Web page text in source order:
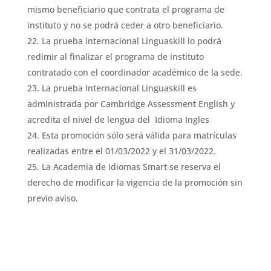
mismo beneficiario que contrata el programa de
instituto y no se podrá ceder a otro beneficiario.
La prueba internacional Linguaskill lo podrá
redimir al finalizar el programa de instituto
contratado con el coordinador académico de la sede.
La prueba Internacional Linguaskill es
administrada por Cambridge Assessment English y
acredita el nivel de lengua del Idioma Ingles
Esta promoción sólo será válida para matrículas
realizadas entre el 01/03/2022 y el 31/03/2022.
La Academia de Idiomas Smart se reserva el
derecho de modificar la vigencia de la promoción sin
previo aviso.